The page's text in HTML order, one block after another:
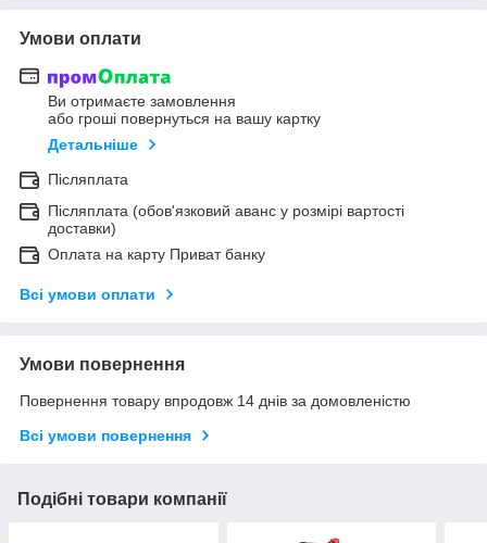
Умови оплати
Ви отримаєте замовлення
або гроші повернуться на вашу картку
Детальніше
Післяплата
Післяплата (обов'язковий аванс у розмірі вартості
доставки)
Оплата на карту Приват банку
Всі умови оплати
Умови повернення
Повернення товару впродовж 14 днів за домовленістю
Всі умови повернення
Подібні товари компанії